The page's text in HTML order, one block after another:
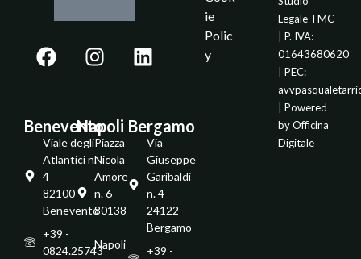
Benevento
Viale degli
Atlantici n.
4
82100 -
Benevento
+39 -
0824.25743
Napoli
Piazza
Nicola
Amore
n. 6
80138
-
Napoli
Bergamo
Via
Giuseppe
Garibaldi
n. 4
24122 -
Bergamo
+39 -
ie
Polic
y
Legale TMC
| P. IVA:
01643680620
| PEC:
| Powered
byOfficina
Digitale